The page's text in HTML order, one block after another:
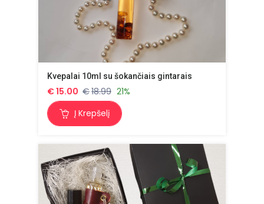
Kvepalai 10ml su šokančiais gintarais
€15.00 €18.99 21%
Į Krepšelį